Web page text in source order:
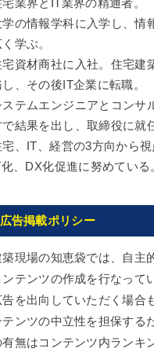
宅業界とIT業界の精通者。
学の情報学科に入学し、情
学ぶ。
宅資材商社に入社。住宅建
し、その後IT企業に転職。
ステムエンジニアとコンサ
で結果を出し、取締役に就
宅、IT、経営の3方向から
、DX化促進に努めている
広告掲載ポリシー
築現場の知恵袋では、自主
ンテンツの作成を行なって
告を出向していただく場合
テンツの中立性を担保する
有無はコンテンツ内ランキ